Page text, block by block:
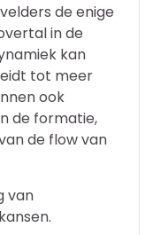
de enige
in de
kan
tot meer
ook
de formatie,
de flow van
van